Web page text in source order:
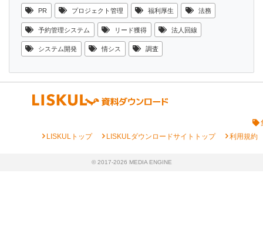
PR プロジェクト管理 福利厚生 法務
予約管理システム リード獲得 法人回線
システム開発 情シス 調査
chevron_rightLISKULトップ chevron_rightLISKULダウンロードサイトトップ chevron_right利用規約
© 2017-2026 MEDIA ENGINE